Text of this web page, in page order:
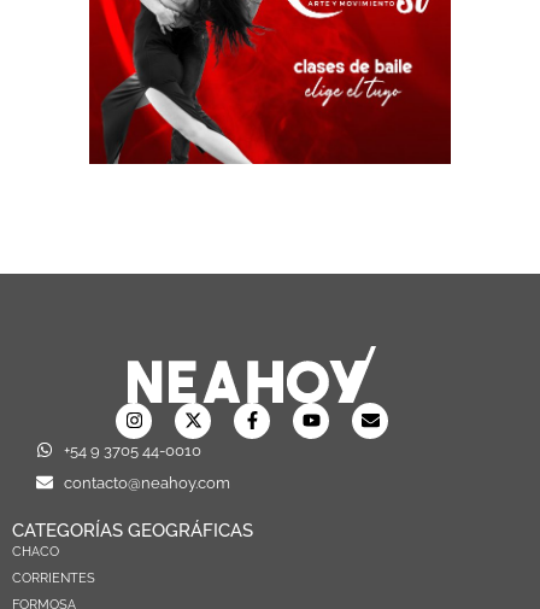
+54 9 3705 44-0010
contacto@neahoy.com
CATEGORÍAS GEOGRÁFICAS
CHACO
CORRIENTES
FORMOSA